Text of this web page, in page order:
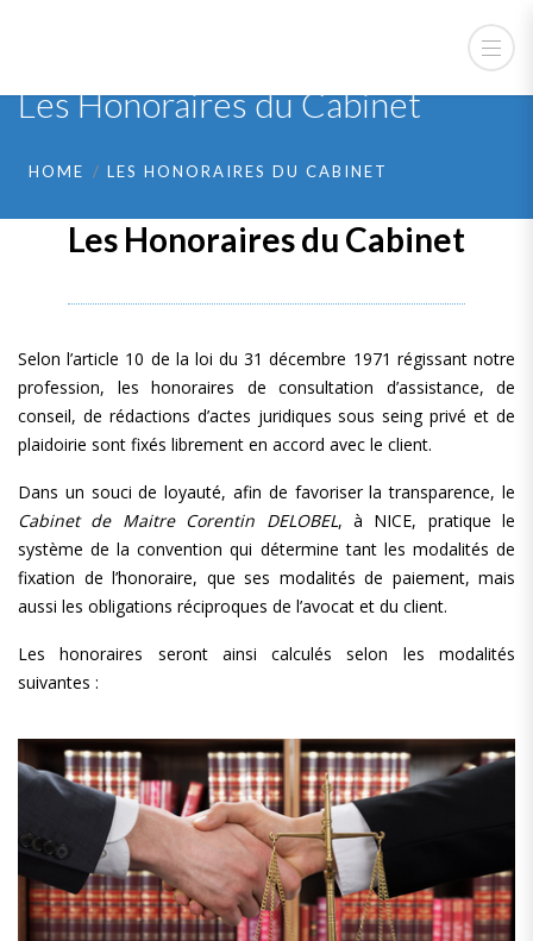
Les Honoraires du Cabinet
HOME LES HONORAIRES DU CABINET
Les Honoraires du Cabinet
Selon l’article 10 de la loi du 31 décembre 1971 régissant notre
profession, les honoraires de consultation d’assistance, de
conseil, de rédactions d’actes juridiques sous seing privé et de
plaidoirie sont fixés librement en accord avec le client.
Dans un souci de loyauté, afin de favoriser la transparence, le
Cabinet de Maitre Corentin DELOBEL, à NICE, pratique le
système de la convention qui détermine tant les modalités de
fixation de l’honoraire, que ses modalités de paiement, mais
aussi les obligations réciproques de l’avocat et du client.
Les honoraires seront ainsi calculés selon les modalités
suivantes :